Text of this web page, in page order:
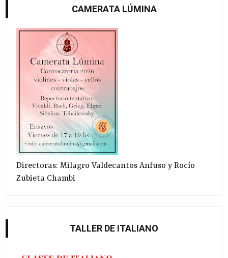
CAMERATA LÚMINA
Directoras: Milagro Valdecantos Anfuso y Rocío
Zubieta Chambi
TALLER DE ITALIANO